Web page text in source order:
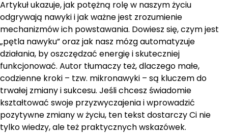
Artykuł ukazuje, jak potężną rolę w naszym życiu
odgrywają nawyki i jak ważne jest zrozumienie
mechanizmów ich powstawania. Dowiesz się, czym jest
„pętla nawyku” oraz jak nasz mózg automatyzuje
działania, by oszczędzać energię i skuteczniej
funkcjonować. Autor tłumaczy też, dlaczego małe,
codzienne kroki – tzw. mikronawyki – są kluczem do
trwałej zmiany i sukcesu. Jeśli chcesz świadomie
kształtować swoje przyzwyczajenia i wprowadzić
pozytywne zmiany w życiu, ten tekst dostarczy Ci nie
tylko wiedzy, ale też praktycznych wskazówek.